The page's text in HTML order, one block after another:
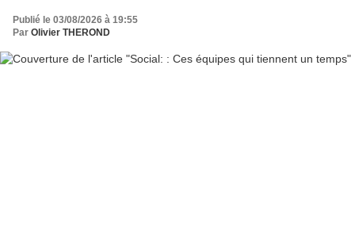
Publié le 03/08/2026 à 19:55
Par Olivier THEROND